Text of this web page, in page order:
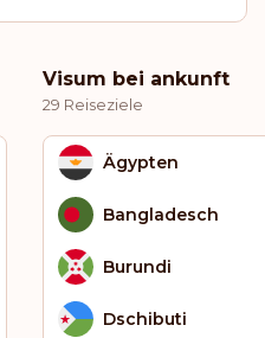
Visum bei ankunft
29 Reiseziele
Ägypten
Bangladesch
Burundi
Dschibuti